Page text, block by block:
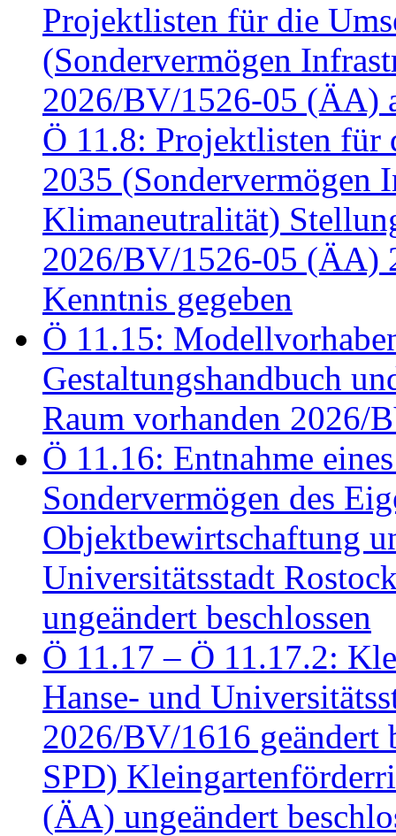
Projektlisten für die
(Sondervermögen
2026/BV/1526-05 (ÄA)
Ö 11.8: Projektlisten für
2035 (Sondervermögen
Klimaneutralität)
2026/BV/1526-05 (ÄA)
Kenntnis gegeben
Ö 11.15:
Gestaltungshandbuch
Raum vorhanden 2026/
Ö 11.16: Entnahme
Sondervermögen des
Objektbewirtschaftung
Universitätsstadt
ungeändert beschlossen
Ö 11.17 – Ö 11.17.2:
Hanse- und
2026/BV/1616 geändert
SPD)
(ÄA) ungeändert